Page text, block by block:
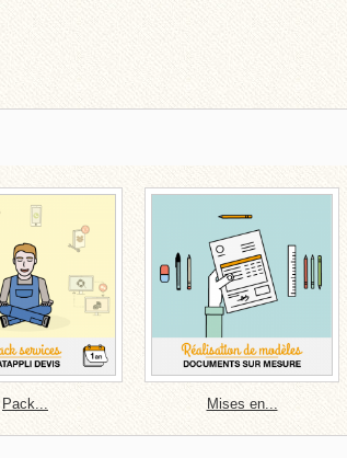
Pack... Mises en...